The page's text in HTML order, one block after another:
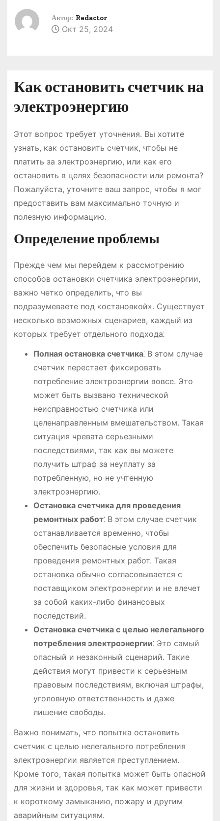
Автор: Redactor
Окт 25, 2024
Как остановить счетчик на
электроэнергию
Этот вопрос требует уточнения. Вы хотите
узнать, как остановить счетчик, чтобы не
платить за электроэнергию, или как его
остановить в целях безопасности или ремонта?
Пожалуйста, уточните ваш запрос, чтобы я мог
предоставить вам максимально точную и
полезную информацию.
Определение проблемы
Прежде чем мы перейдем к рассмотрению
способов остановки счетчика электроэнергии,
важно четко определить, что вы
подразумеваете под «остановкой». Существует
несколько возможных сценариев, каждый из
которых требует отдельного подхода⁚
Полная остановка счетчика⁚ В этом случае
счетчик перестает фиксировать
потребление электроэнергии вовсе. Это
может быть вызвано технической
неисправностью счетчика или
целенаправленным вмешательством. Такая
ситуация чревата серьезными
последствиями, так как вы можете
получить штраф за неуплату за
потребленную, но не учтенную
электроэнергию.
Остановка счетчика для проведения
ремонтных работ⁚ В этом случае счетчик
останавливается временно, чтобы
обеспечить безопасные условия для
проведения ремонтных работ. Такая
остановка обычно согласовывается с
поставщиком электроэнергии и не влечет
за собой каких-либо финансовых
последствий.
Остановка счетчика с целью нелегального
потребления электроэнергии⁚ Это самый
опасный и незаконный сценарий. Такие
действия могут привести к серьезным
правовым последствиям, включая штрафы,
уголовную ответственность и даже
лишение свободы.
Важно понимать, что попытка остановить
счетчик с целью нелегального потребления
электроэнергии является преступлением.
Кроме того, такая попытка может быть опасной
для жизни и здоровья, так как может привести
к короткому замыканию, пожару и другим
аварийным ситуациям.